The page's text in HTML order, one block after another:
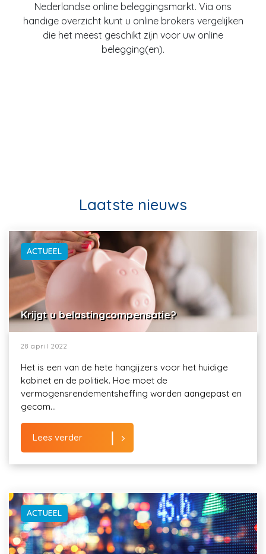
Nederlandse online beleggingsmarkt. Via ons
handige overzicht kunt u online brokers vergelijken
die het meest geschikt zijn voor uw online
belegging(en).
Laatste nieuws
ACTUEEL
Krijgt u belastingcompensatie?
28 april 2022
Het is een van de hete hangijzers voor het huidige
kabinet en de politiek. Hoe moet de
vermogensrendementsheffing worden aangepast en
gecom...
Lees verder
ACTUEEL